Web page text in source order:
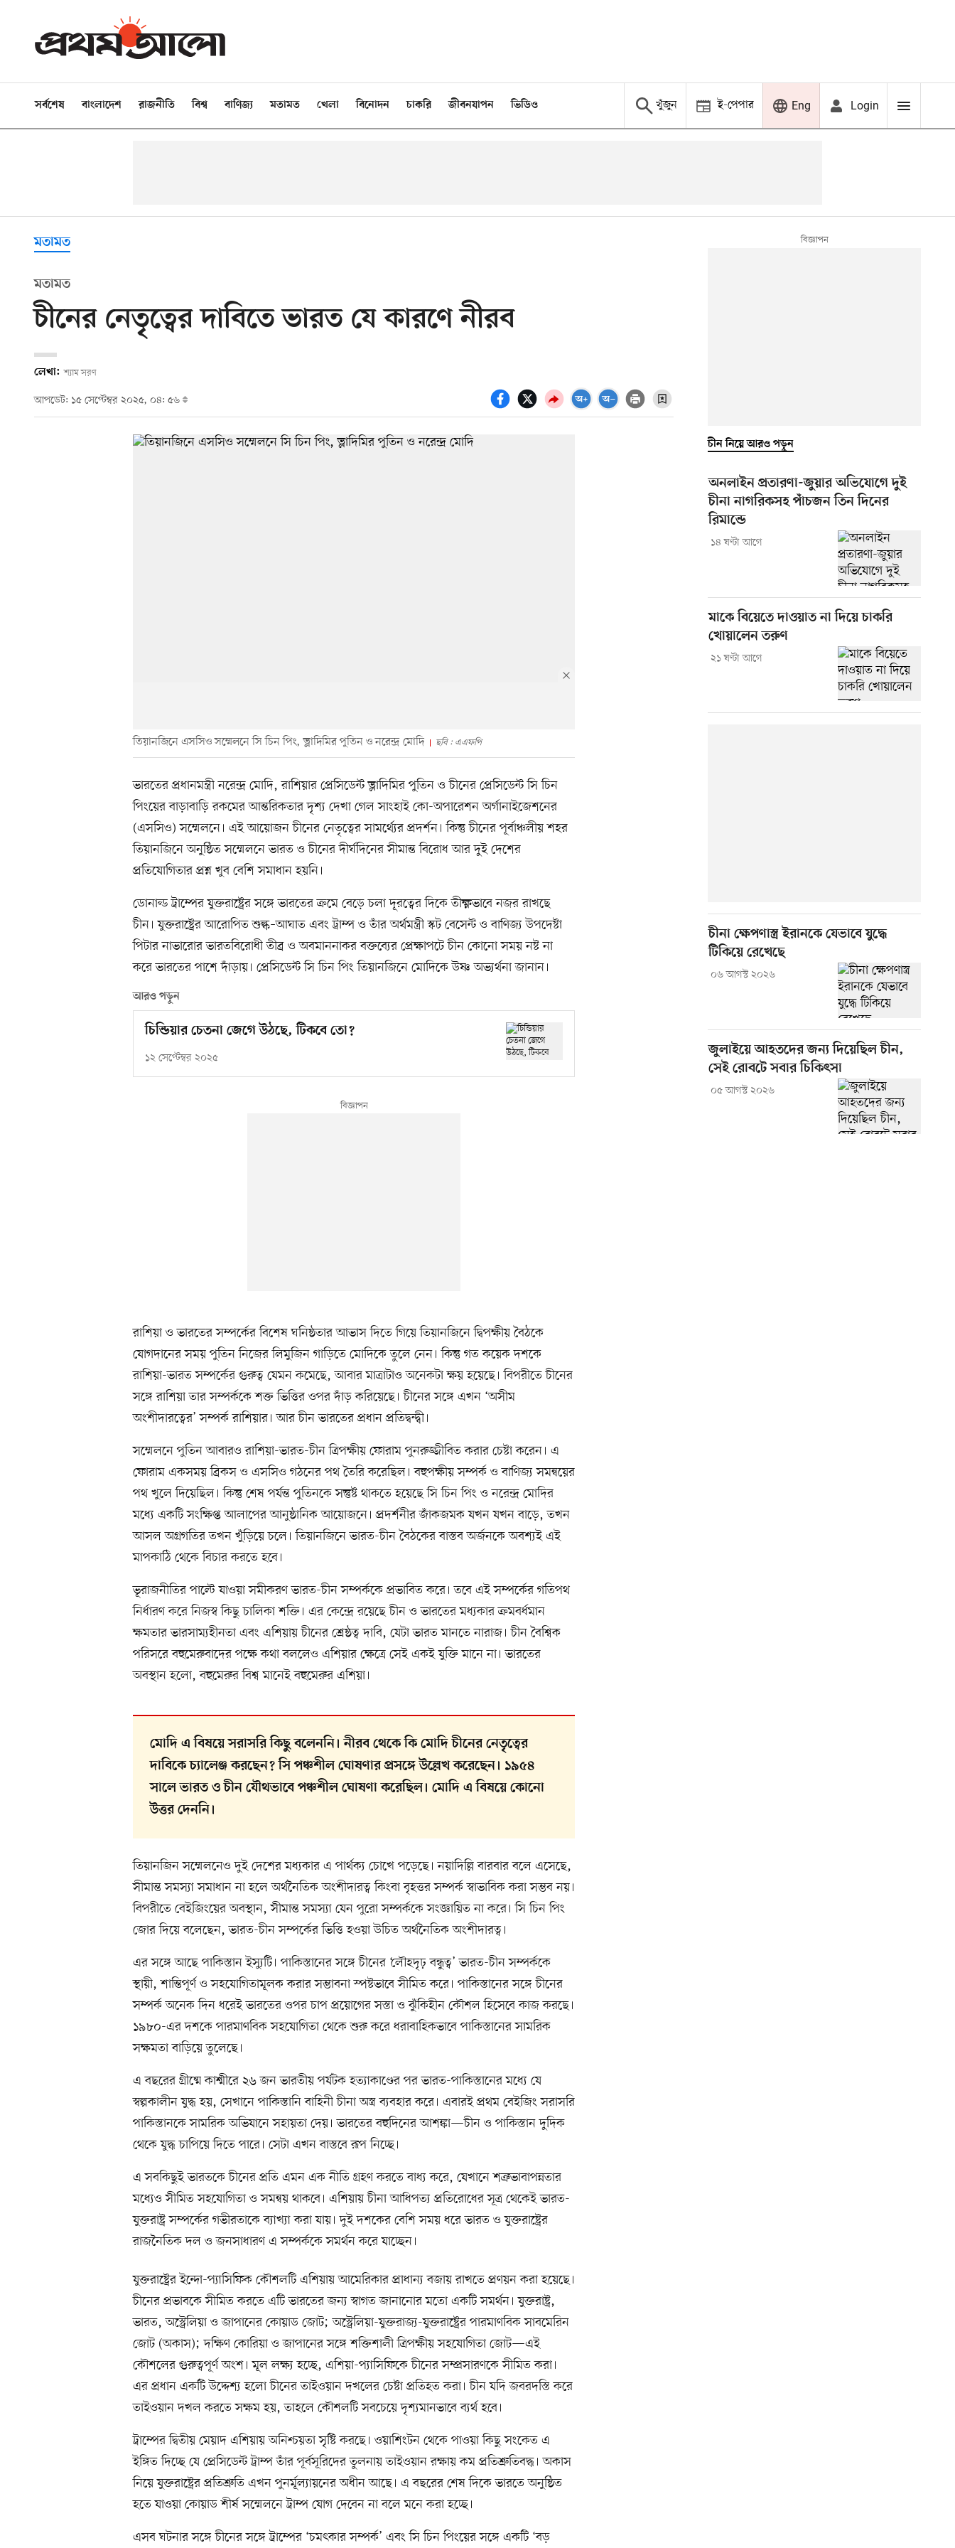
সর্বশেষ বাংলাদেশ রাজনীতি বিশ্ব বাণিজ্য মতামত খেলা বিনোদন চাকরি জীবনযাপন ভিডিও খুঁজুন ই-পেপার Eng Login
মতামত
মতামত
চীনের নেতৃত্বের দাবিতে ভারত যে কারণে নীরব
লেখা: শ্যাম সরণ
আপডেট: ১৫ সেপ্টেম্বর ২০২৫, ০৪: ৫৬
তিয়ানজিনে এসসিও সম্মেলনে সি চিন পিং, ভ্লাদিমির পুতিন ও নরেন্দ্র মোদি ছবি : এএফপি
ভারতের প্রধানমন্ত্রী নরেন্দ্র মোদি, রাশিয়ার প্রেসিডেন্ট ভ্লাদিমির পুতিন ও চীনের প্রেসিডেন্ট সি চিন
পিংয়ের বাড়াবাড়ি রকমের আন্তরিকতার দৃশ্য দেখা গেল সাংহাই কো-অপারেশন অর্গানাইজেশনের
(এসসিও) সম্মেলনে। এই আয়োজন চীনের নেতৃত্বের সামর্থ্যের প্রদর্শন। কিন্তু চীনের পূর্বাঞ্চলীয় শহর
তিয়ানজিনে অনুষ্ঠিত সম্মেলনে ভারত ও চীনের দীর্ঘদিনের সীমান্ত বিরোধ আর দুই দেশের
প্রতিযোগিতার প্রশ্ন খুব বেশি সমাধান হয়নি।
ডোনাল্ড ট্রাম্পের যুক্তরাষ্ট্রের সঙ্গে ভারতের ক্রমে বেড়ে চলা দূরত্বের দিকে তীক্ষ্ণভাবে নজর রাখছে
চীন। যুক্তরাষ্ট্রের আরোপিত শুল্ক–আঘাত এবং ট্রাম্প ও তাঁর অর্থমন্ত্রী স্কট বেসেন্ট ও বাণিজ্য উপদেষ্টা
পিটার নাভারোর ভারতবিরোধী তীব্র ও অবমাননাকর বক্তব্যের প্রেক্ষাপটে চীন কোনো সময় নষ্ট না
করে ভারতের পাশে দাঁড়ায়। প্রেসিডেন্ট সি চিন পিং তিয়ানজিনে মোদিকে উষ্ণ অভ্যর্থনা জানান।
আরও পড়ুন
চিন্ডিয়ার চেতনা জেগে উঠছে, টিকবে তো?
১২ সেপ্টেম্বর ২০২৫
রাশিয়া ও ভারতের সম্পর্কের বিশেষ ঘনিষ্ঠতার আভাস দিতে গিয়ে তিয়ানজিনে দ্বিপক্ষীয় বৈঠকে
যোগদানের সময় পুতিন নিজের লিমুজিন গাড়িতে মোদিকে তুলে নেন। কিন্তু গত কয়েক দশকে
রাশিয়া-ভারত সম্পর্কের গুরুত্ব যেমন কমেছে, আবার মাত্রাটাও অনেকটা ক্ষয় হয়েছে। বিপরীতে চীনের
সঙ্গে রাশিয়া তার সম্পর্ককে শক্ত ভিত্তির ওপর দাঁড় করিয়েছে। চীনের সঙ্গে এখন ‘অসীম
অংশীদারত্বের’ সম্পর্ক রাশিয়ার। আর চীন ভারতের প্রধান প্রতিদ্বন্দ্বী।
সম্মেলনে পুতিন আবারও রাশিয়া-ভারত-চীন ত্রিপক্ষীয় ফোরাম পুনরুজ্জীবিত করার চেষ্টা করেন। এ
ফোরাম একসময় ব্রিকস ও এসসিও গঠনের পথ তৈরি করেছিল। বহুপক্ষীয় সম্পর্ক ও বাণিজ্য সমন্বয়ের
পথ খুলে দিয়েছিল। কিন্তু শেষ পর্যন্ত পুতিনকে সন্তুষ্ট থাকতে হয়েছে সি চিন পিং ও নরেন্দ্র মোদির
মধ্যে একটি সংক্ষিপ্ত আলাপের আনুষ্ঠানিক আয়োজনে। প্রদর্শনীর জাঁকজমক যখন যখন বাড়ে, তখন
আসল অগ্রগতির তখন খুঁড়িয়ে চলে। তিয়ানজিনে ভারত-চীন বৈঠকের বাস্তব অর্জনকে অবশ্যই এই
মাপকাঠি থেকে বিচার করতে হবে।
ভূরাজনীতির পাল্টে যাওয়া সমীকরণ ভারত-চীন সম্পর্ককে প্রভাবিত করে। তবে এই সম্পর্কের গতিপথ
নির্ধারণ করে নিজস্ব কিছু চালিকা শক্তি। এর কেন্দ্রে রয়েছে চীন ও ভারতের মধ্যকার ক্রমবর্ধমান
ক্ষমতার ভারসাম্যহীনতা এবং এশিয়ায় চীনের শ্রেষ্ঠত্ব দাবি, যেটা ভারত মানতে নারাজ। চীন বৈশ্বিক
পরিসরে বহুমেরুবাদের পক্ষে কথা বললেও এশিয়ার ক্ষেত্রে সেই একই যুক্তি মানে না। ভারতের
অবস্থান হলো, বহুমেরুর বিশ্ব মানেই বহুমেরুর এশিয়া।
মোদি এ বিষয়ে সরাসরি কিছু বলেননি। নীরব থেকে কি মোদি চীনের নেতৃত্বের
দাবিকে চ্যালেঞ্জ করছেন? সি পঞ্চশীল ঘোষণার প্রসঙ্গে উল্লেখ করেছেন। ১৯৫৪
সালে ভারত ও চীন যৌথভাবে পঞ্চশীল ঘোষণা করেছিল। মোদি এ বিষয়ে কোনো
উত্তর দেননি।
তিয়ানজিন সম্মেলনেও দুই দেশের মধ্যকার এ পার্থক্য চোখে পড়েছে। নয়াদিল্লি বারবার বলে এসেছে,
সীমান্ত সমস্যা সমাধান না হলে অর্থনৈতিক অংশীদারত্ব কিংবা বৃহত্তর সম্পর্ক স্বাভাবিক করা সম্ভব নয়।
বিপরীতে বেইজিংয়ের অবস্থান, সীমান্ত সমস্যা যেন পুরো সম্পর্ককে সংজ্ঞায়িত না করে। সি চিন পিং
জোর দিয়ে বলেছেন, ভারত-চীন সম্পর্কের ভিত্তি হওয়া উচিত অর্থনৈতিক অংশীদারত্ব।
এর সঙ্গে আছে পাকিস্তান ইস্যুটি। পাকিস্তানের সঙ্গে চীনের ‘লৌহদৃঢ় বন্ধুত্ব’ ভারত-চীন সম্পর্ককে
স্থায়ী, শান্তিপূর্ণ ও সহযোগিতামূলক করার সম্ভাবনা স্পষ্টভাবে সীমিত করে। পাকিস্তানের সঙ্গে চীনের
সম্পর্ক অনেক দিন ধরেই ভারতের ওপর চাপ প্রয়োগের সস্তা ও ঝুঁকিহীন কৌশল হিসেবে কাজ করছে।
১৯৮০-এর দশকে পারমাণবিক সহযোগিতা থেকে শুরু করে ধরাবাহিকভাবে পাকিস্তানের সামরিক
সক্ষমতা বাড়িয়ে তুলেছে।
এ বছরের গ্রীষ্মে কাশ্মীরে ২৬ জন ভারতীয় পর্যটক হত্যাকাণ্ডের পর ভারত-পাকিস্তানের মধ্যে যে
স্বল্পকালীন যুদ্ধ হয়, সেখানে পাকিস্তানি বাহিনী চীনা অস্ত্র ব্যবহার করে। এবারই প্রথম বেইজিং সরাসরি
পাকিস্তানকে সামরিক অভিযানে সহায়তা দেয়। ভারতের বহুদিনের আশঙ্কা—চীন ও পাকিস্তান দুদিক
থেকে যুদ্ধ চাপিয়ে দিতে পারে। সেটা এখন বাস্তবে রূপ নিচ্ছে।
এ সবকিছুই ভারতকে চীনের প্রতি এমন এক নীতি গ্রহণ করতে বাধ্য করে, যেখানে শত্রুভাবাপন্নতার
মধ্যেও সীমিত সহযোগিতা ও সমন্বয় থাকবে। এশিয়ায় চীনা আধিপত্য প্রতিরোধের সূত্র থেকেই ভারত-
যুক্তরাষ্ট্র সম্পর্কের গভীরতাকে ব্যাখ্যা করা যায়। দুই দশকের বেশি সময় ধরে ভারত ও যুক্তরাষ্ট্রের
রাজনৈতিক দল ও জনসাধারণ এ সম্পর্ককে সমর্থন করে যাচ্ছেন।
যুক্তরাষ্ট্রের ইন্দো-প্যাসিফিক কৌশলটি এশিয়ায় আমেরিকার প্রাধান্য বজায় রাখতে প্রণয়ন করা হয়েছে।
চীনের প্রভাবকে সীমিত করতে এটি ভারতের জন্য স্বাগত জানানোর মতো একটি সমর্থন। যুক্তরাষ্ট্র,
ভারত, অস্ট্রেলিয়া ও জাপানের কোয়াড জোট; অস্ট্রেলিয়া-যুক্তরাজ্য-যুক্তরাষ্ট্রের পারমাণবিক সাবমেরিন
জোট (অকাস); দক্ষিণ কোরিয়া ও জাপানের সঙ্গে শক্তিশালী ত্রিপক্ষীয় সহযোগিতা জোট—এই
কৌশলের গুরুত্বপূর্ণ অংশ। মূল লক্ষ্য হচ্ছে, এশিয়া-প্যাসিফিকে চীনের সম্প্রসারণকে সীমিত করা।
এর প্রধান একটি উদ্দেশ্য হলো চীনের তাইওয়ান দখলের চেষ্টা প্রতিহত করা। চীন যদি জবরদস্তি করে
তাইওয়ান দখল করতে সক্ষম হয়, তাহলে কৌশলটি সবচেয়ে দৃশ্যমানভাবে ব্যর্থ হবে।
ট্রাম্পের দ্বিতীয় মেয়াদ এশিয়ায় অনিশ্চয়তা সৃষ্টি করছে। ওয়াশিংটন থেকে পাওয়া কিছু সংকেত এ
ইঙ্গিত দিচ্ছে যে প্রেসিডেন্ট ট্রাম্প তাঁর পূর্বসূরিদের তুলনায় তাইওয়ান রক্ষায় কম প্রতিশ্রুতিবদ্ধ। অকাস
নিয়ে যুক্তরাষ্ট্রের প্রতিশ্রুতি এখন পুনর্মূল্যায়নের অধীন আছে। এ বছরের শেষ দিকে ভারতে অনুষ্ঠিত
হতে যাওয়া কোয়াড শীর্ষ সম্মেলনে ট্রাম্প যোগ দেবেন না বলে মনে করা হচ্ছে।
এসব ঘটনার সঙ্গে চীনের সঙ্গে ট্রাম্পের ‘চমৎকার সম্পর্ক’ এবং সি চিন পিংয়ের সঙ্গে একটি ‘বড়
চীন নিয়ে আরও পড়ুন
অনলাইন প্রতারণা-জুয়ার অভিযোগে দুই
চীনা নাগরিকসহ পাঁচজন তিন দিনের
রিমান্ডে
১৪ ঘণ্টা আগে
মাকে বিয়েতে দাওয়াত না দিয়ে চাকরি
খোয়ালেন তরুণ
২১ ঘণ্টা আগে
চীনা ক্ষেপণাস্ত্র ইরানকে যেভাবে যুদ্ধে
টিকিয়ে রেখেছে
০৬ আগস্ট ২০২৬
জুলাইয়ে আহতদের জন্য দিয়েছিল চীন,
সেই রোবটে সবার চিকিৎসা
০৫ আগস্ট ২০২৬